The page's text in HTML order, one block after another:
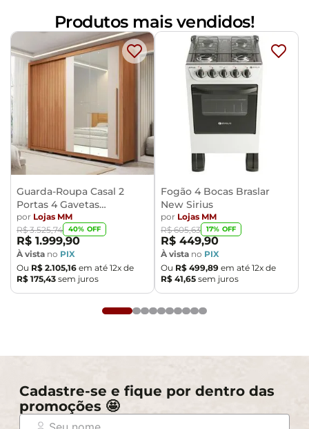
Produtos mais vendidos!
Guarda-Roupa Casal 2
Portas 4 Gavetas
Caemmun Moviment
por Lojas MM
R$ 3.525,74 40% OFF
R$ 1.999,90
À vista no PIX
Ou R$ 2.105,16 em até 12x de
R$ 175,43 sem juros
Fogão 4 Bocas Braslar
New Sirius
por Lojas MM
R$ 605,63 17% OFF
R$ 449,90
À vista no PIX
Ou R$ 499,89 em até 12x de
R$ 41,65 sem juros
Cadastre-se e fique por dentro das
promoções 🤩